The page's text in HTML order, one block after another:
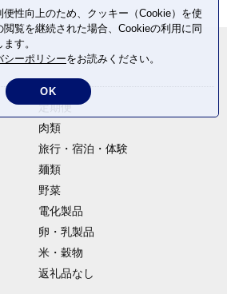
定期便
肉類
旅行・宿泊・体験
麺類
野菜
電化製品
卵・乳製品
米・穀物
返礼品なし
性向上のため、クッキー（Cookie）を使
覧を継続された場合、Cookieの利用に同
す。
シーポリシーをお読みください。
OK